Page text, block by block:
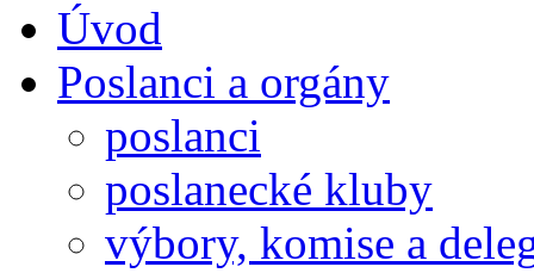
Úvod
Poslanci a orgány
poslanci
poslanecké kluby
výbory, komise a